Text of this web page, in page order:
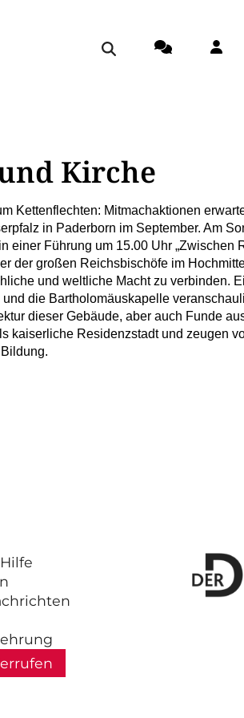
Kirche
Kettenflechten: Mitmachaktionen
in Paderborn im September. Am
einer Führung um 15.00 Uhr „Zwischen
der großen Reichsbischöfe im
und weltliche Macht zu verbinden.
die Bartholomäuskapelle
dieser Gebäude, aber auch Funde
kaiserliche Residenzstadt und zeugen